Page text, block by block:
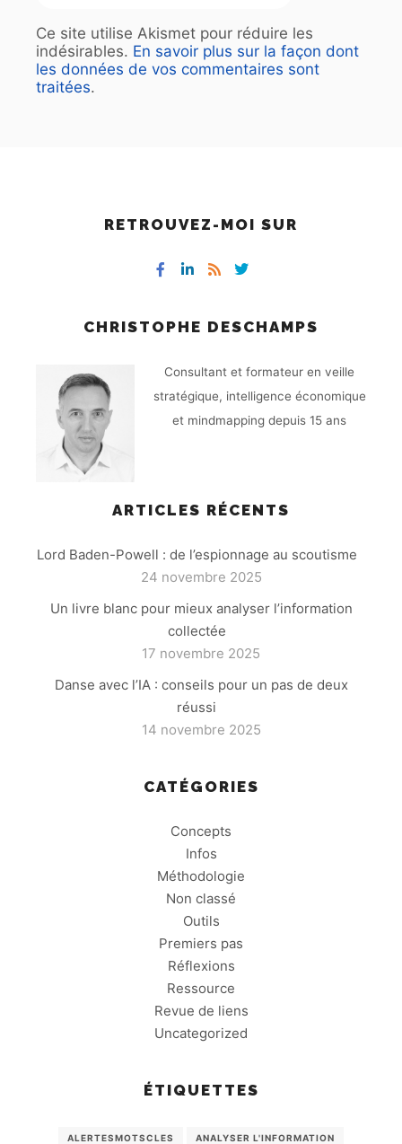
Ce site utilise Akismet pour réduire les
indésirables. En savoir plus sur la façon dont
les données de vos commentaires sont
traitées.
RETROUVEZ-MOI SUR
CHRISTOPHE DESCHAMPS
Consultant et formateur en veille
stratégique, intelligence économique
et mindmapping depuis 15 ans
ARTICLES RÉCENTS
Lord Baden-Powell : de l’espionnage au scoutisme
24 novembre 2025
Un livre blanc pour mieux analyser l’information
collectée
17 novembre 2025
Danse avec l’IA : conseils pour un pas de deux
réussi
14 novembre 2025
CATÉGORIES
Concepts
Infos
Méthodologie
Non classé
Outils
Premiers pas
Réflexions
Ressource
Revue de liens
Uncategorized
ÉTIQUETTES
ALERTESMOTSCLES ANALYSER L'INFORMATION